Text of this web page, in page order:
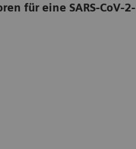
für eine SARS-CoV-2-